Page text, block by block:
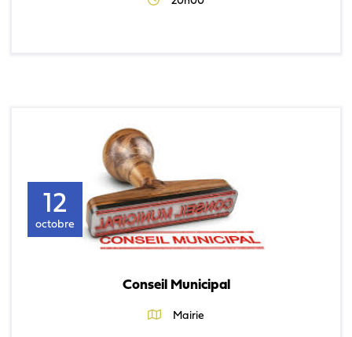
12
octobre
Conseil Municipal
Mairie